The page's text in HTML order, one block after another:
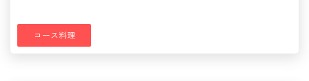
コース料理